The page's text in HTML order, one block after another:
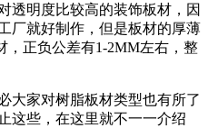
透明度比较高的装饰板材，因
厂就好制作，但是板材的厚薄
，正负公差有1-2MM左右，整
家对树脂板材类型也有所了
这些，在这里就不一一介绍